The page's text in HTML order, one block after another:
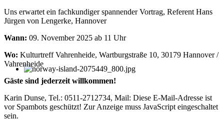
Uns erwartet ein fachkundiger spannender Vortrag, Referent Hans
Jürgen von Lengerke, Hannover
Wann: 09. November 2025 ab 11 Uhr
Wo: Kulturtreff Vahrenheide, Wartburgstraße 10, 30179 Hannover /
Vahrenheide
Gäste sind jederzeit willkommen!
Karin Dunse, Tel.: 0511-2712734, Mail: Diese E-Mail-Adresse ist
vor Spambots geschützt! Zur Anzeige muss JavaScript eingeschaltet
sein.